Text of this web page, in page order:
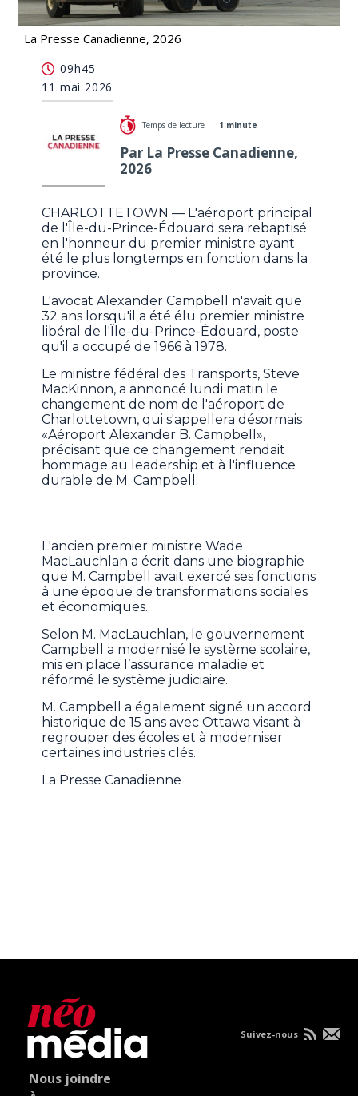
La Presse Canadienne, 2026
en l'honneur d'Alexander Campbell
09h45
11 mai 2026
Temps de lecture : 1 minute
Par La Presse Canadienne,
2026
CHARLOTTETOWN — L'aéroport principal
de l'Île-du-Prince-Édouard sera rebaptisé
en l'honneur du premier ministre ayant
été le plus longtemps en fonction dans la
province.
L'avocat Alexander Campbell n'avait que
32 ans lorsqu'il a été élu premier ministre
libéral de l'Île-du-Prince-Édouard, poste
qu'il a occupé de 1966 à 1978.
Le ministre fédéral des Transports, Steve
MacKinnon, a annoncé lundi matin le
changement de nom de l'aéroport de
Charlottetown, qui s'appellera désormais
«Aéroport Alexander B. Campbell»,
précisant que ce changement rendait
hommage au leadership et à l'influence
durable de M. Campbell.
L'ancien premier ministre Wade
MacLauchlan a écrit dans une biographie
que M. Campbell avait exercé ses fonctions
à une époque de transformations sociales
et économiques.
Selon M. MacLauchlan, le gouvernement
Campbell a modernisé le système scolaire,
mis en place l’assurance maladie et
réformé le système judiciaire.
M. Campbell a également signé un accord
historique de 15 ans avec Ottawa visant à
regrouper des écoles et à moderniser
certaines industries clés.
La Presse Canadienne
Nous joindre
Suivez-nous